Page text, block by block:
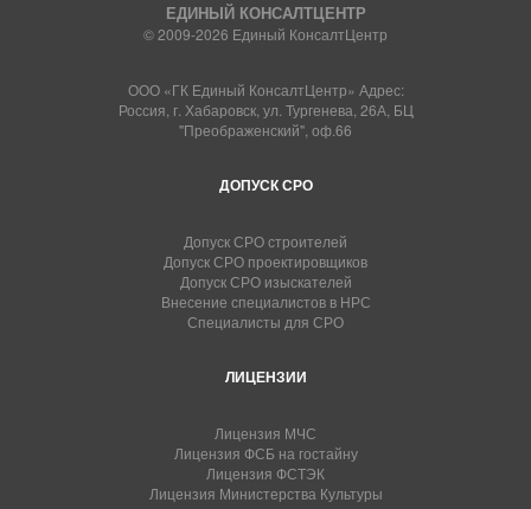
ЕДИНЫЙ КОНСАЛТЦЕНТР
© 2009-2026 Единый КонсалтЦентр
ООО «ГК Единый КонсалтЦентр» Адрес:
Россия, г. Хабаровск, ул. Тургенева, 26А, БЦ
"Преображенский", оф.66
ДОПУСК СРО
Допуск СРО строителей
Допуск СРО проектировщиков
Допуск СРО изыскателей
Внесение специалистов в НРС
Специалисты для СРО
ЛИЦЕНЗИИ
Лицензия МЧС
Лицензия ФСБ на гостайну
Лицензия ФСТЭК
Лицензия Министерства Культуры